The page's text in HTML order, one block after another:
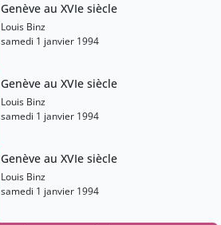
Genève au XVIe siècle
Louis Binz
samedi 1 janvier 1994
Genève au XVIe siècle
Louis Binz
samedi 1 janvier 1994
Genève au XVIe siècle
Louis Binz
samedi 1 janvier 1994